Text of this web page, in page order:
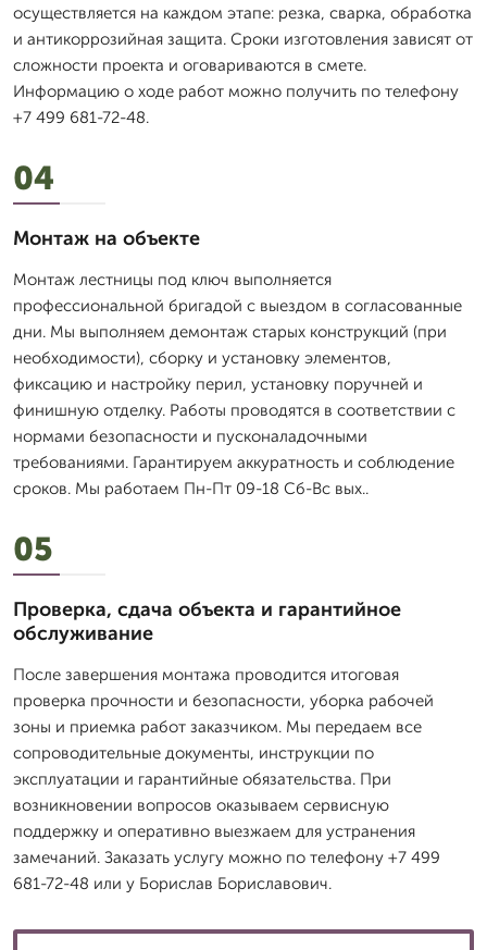
осуществляется на каждом этапе: резка, сварка, обработка
и антикоррозийная защита. Сроки изготовления зависят от
сложности проекта и оговариваются в смете.
Информацию о ходе работ можно получить по телефону
+7 499 681-72-48.
04
Монтаж на объекте
Монтаж лестницы под ключ выполняется
профессиональной бригадой с выездом в согласованные
дни. Мы выполняем демонтаж старых конструкций (при
необходимости), сборку и установку элементов,
фиксацию и настройку перил, установку поручней и
финишную отделку. Работы проводятся в соответствии с
нормами безопасности и пусконаладочными
требованиями. Гарантируем аккуратность и соблюдение
сроков. Мы работаем Пн-Пт 09-18 Сб-Вс вых..
05
Проверка, сдача объекта и гарантийное
обслуживание
После завершения монтажа проводится итоговая
проверка прочности и безопасности, уборка рабочей
зоны и приемка работ заказчиком. Мы передаем все
сопроводительные документы, инструкции по
эксплуатации и гарантийные обязательства. При
возникновении вопросов оказываем сервисную
поддержку и оперативно выезжаем для устранения
замечаний. Заказать услугу можно по телефону +7 499
681-72-48 или у Борислав Бориславович.